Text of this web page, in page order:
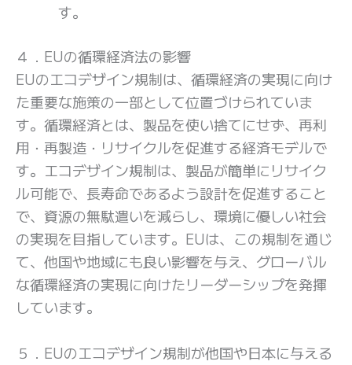
す。
４．EUの循環経済法の影響
EUのエコデザイン規制は、循環経済の実現に向け
た重要な施策の一部として位置づけられていま
す。循環経済とは、製品を使い捨てにせず、再利
用・再製造・リサイクルを促進する経済モデルで
す。エコデザイン規制は、製品が簡単にリサイク
ル可能で、長寿命であるよう設計を促進すること
で、資源の無駄遣いを減らし、環境に優しい社会
の実現を目指しています。EUは、この規制を通じ
て、他国や地域にも良い影響を与え、グローバル
な循環経済の実現に向けたリーダーシップを発揮
しています。
５．EUのエコデザイン規制が他国や日本に与える